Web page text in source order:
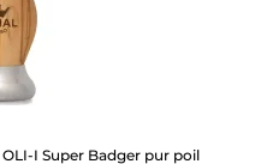
I Super Badger pur poil